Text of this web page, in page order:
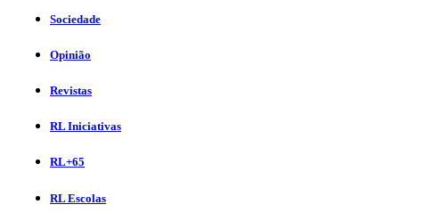
Sociedade
Opinião
Revistas
RL Iniciativas
RL+65
RL Escolas